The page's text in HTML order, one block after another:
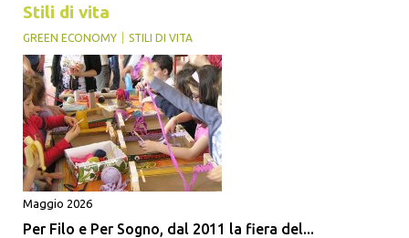
Stili di vita
GREEN ECONOMY STILI DI VITA
Maggio 2026
Per Filo e Per Sogno, dal 2011 la fiera del...